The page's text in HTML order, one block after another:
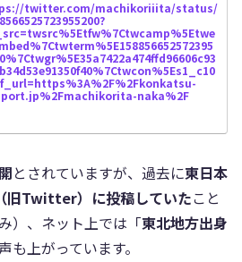
twitter.com/machikoriiita/status/
naka%2F
とされていますが、過去に東日本
旧Twitter）に投稿していたこと
）、ネット上では「東北地方出身
も上がっています。